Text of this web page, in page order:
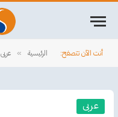
أنت الآن تتصفح: الرئيسية » عربى
عربى